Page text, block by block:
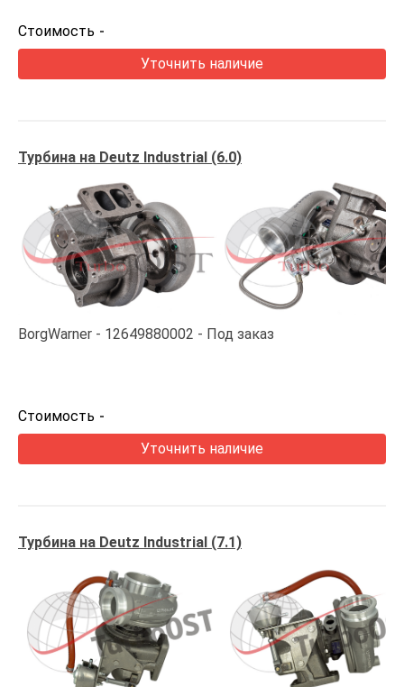
Стоимость -
Уточнить наличие
Турбина на Deutz Industrial (6.0)
BorgWarner 12649880002 Под заказ
Стоимость -
Уточнить наличие
Турбина на Deutz Industrial (7.1)